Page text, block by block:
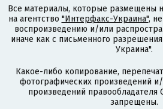
Все материалы, которые размещены
на агентство "Интерфакс-Украина",
воспроизведению и/или
иначе как с письменного
Украина".
Какое-либо копирование,
фотографических произведений
произведений правообладателя
запрещены.